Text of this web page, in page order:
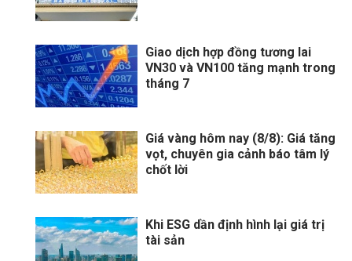
Giao dịch hợp đồng tương lai
VN30 và VN100 tăng mạnh trong
tháng 7
Giá vàng hôm nay (8/8): Giá tăng
vọt, chuyên gia cảnh báo tâm lý
chốt lời
Khi ESG dần định hình lại giá trị
tài sản